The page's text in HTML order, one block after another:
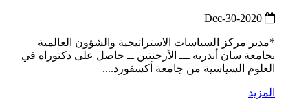
*مدير مركز السياسات الاستراتيجية والشؤون العالمية
بجامعة سان أندريه ـــ الأرجنتين ــ حاصل على دكتوراه في
العلوم السياسية من جامعة أكسفورد....
المزيد